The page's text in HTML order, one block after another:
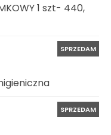
1 szt- 440,
SPRZEDAM
SPRZEDAM